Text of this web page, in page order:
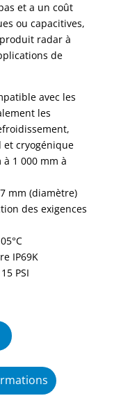
et a un coût
ou capacitives,
radar à
de
avec les
les
cryogénique
à 1 000 mm à
mm (diamètre)
des exigences
IP69K
PSI